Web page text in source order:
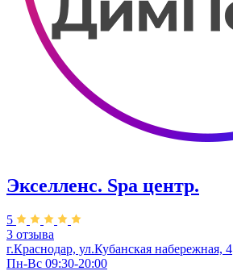
Экселленс. Spa центр.
5
3 отзыва
г.Краснодар, ул.Кубанская набережная, 4
Пн-Вс 09:30-20:00